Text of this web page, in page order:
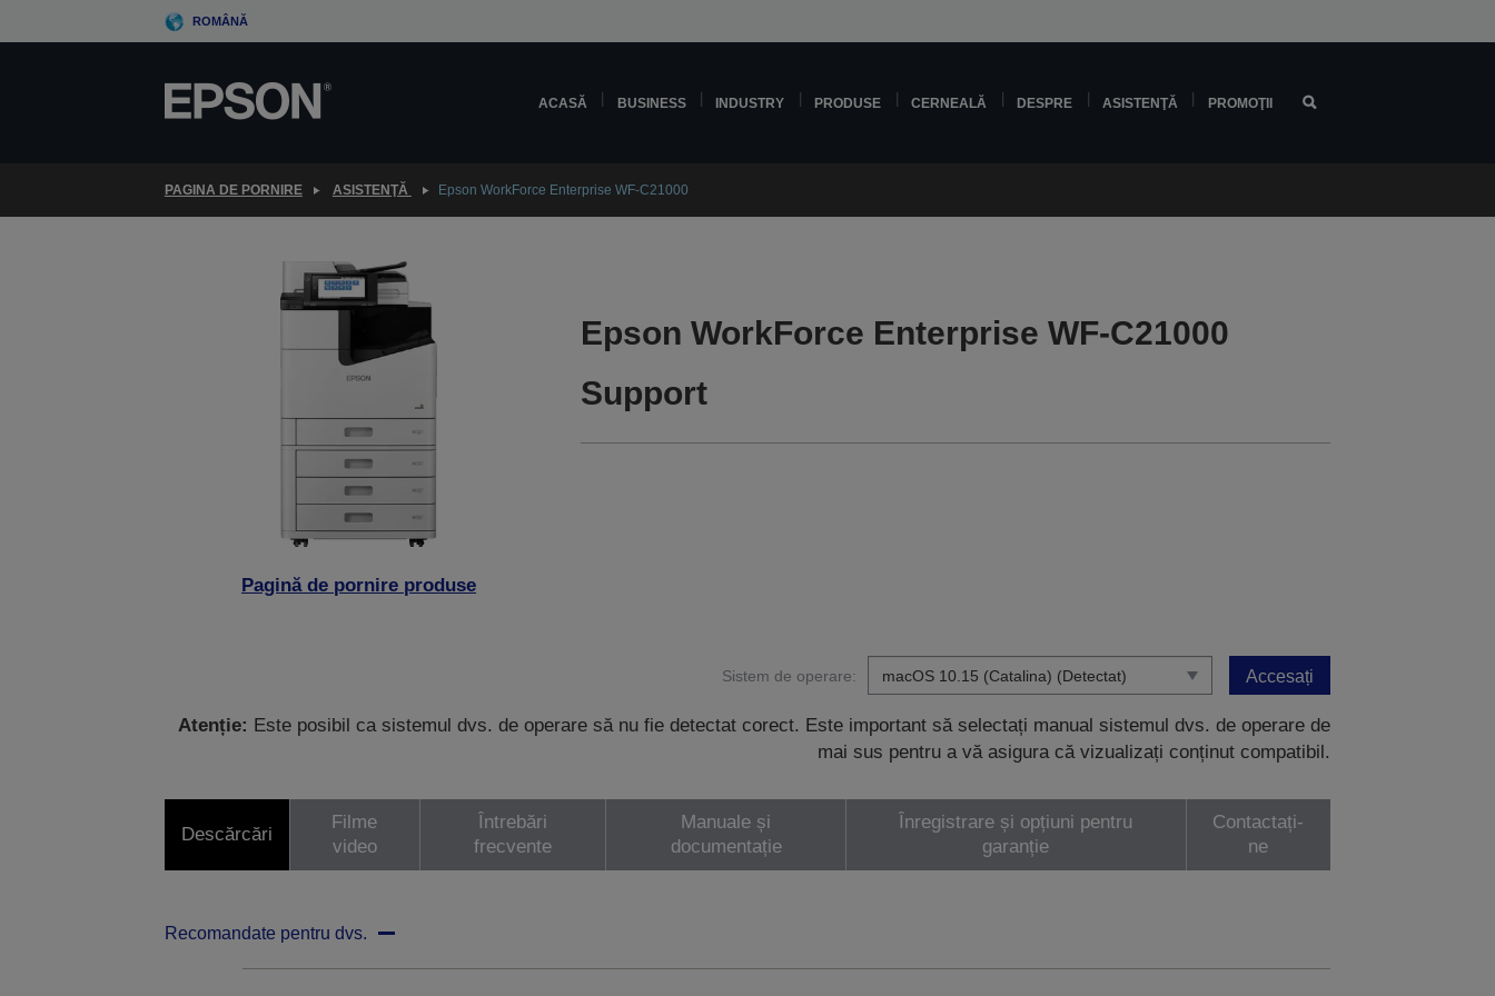
to
ROMÂNĂ
ACASĂ BUSINESS INDUSTRY PRODUSE CERNEALĂ DESPRE ASISTENŢĂ PROMOŢII
PAGINA DE PORNIRE ASISTENŢĂ Epson WorkForce Enterprise WF-C21000
Pagină de pornire produse
Epson WorkForce Enterprise WF-C21000
Support
Sistem de operare: Accesați
Atenție: Este posibil ca sistemul dvs. de operare să nu fie detectat corect. Este important să selectați manual sistemul dvs. de operare de
mai sus pentru a vă asigura că vizualizați conținut compatibil.
Descărcări
Filme
video
Întrebări
frecvente
Manuale și
documentație
Înregistrare și opțiuni pentru
garanție
Contactați-
ne
Recomandate pentru dvs.